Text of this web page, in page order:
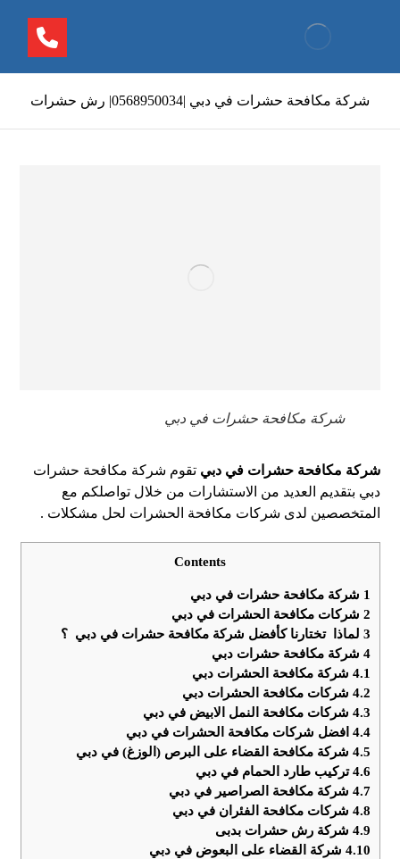
شركة مكافحة حشرات في دبي |0568950034| رش حشرات
شركة مكافحة حشرات في دبي
شركة مكافحة حشرات في دبي تقوم شركة مكافحة حشرات
دبي بتقديم العديد من الاستشارات من خلال تواصلكم مع
المتخصصين لدى شركات مكافحة الحشرات لحل مشكلات .
Contents
1 شركة مكافحة حشرات في دبي
2 شركات مكافحة الحشرات في دبي
3 لماذا تختارنا كأفضل شركة مكافحة حشرات في دبي ؟
4 شركة مكافحة حشرات دبي
4.1 شركة مكافحة الحشرات دبي
4.2 شركات مكافحة الحشرات دبي
4.3 شركات مكافحة النمل الابيض في دبي
4.4 افضل شركات مكافحة الحشرات في دبي
4.5 شركة مكافحة القضاء على البرص (الوزغ) في دبي
4.6تركيب طارد الحمام في دبي
4.7 شركة مكافحة الصراصير في دبي
4.8 شركات مكافحة الفئران في دبي
4.9 شركة رش حشرات بدبى
4.10 شركة القضاء على البعوض في دبي